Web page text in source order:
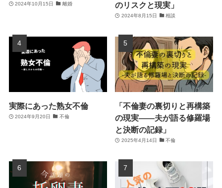
2024年10月15日 離婚
のリスクと現実」
2024年8月15日 相談
実際にあった熟女不倫
2024年9月20日 不倫
「不倫妻の裏切りと再構築
の現実――夫が語る修羅場
と決断の記録」
2025年4月14日 不倫